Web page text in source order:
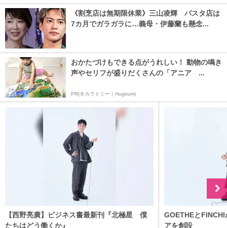
《割烹店は無期限休業》三山凌輝 パスタ店は
7カ月でガラガラに…義母・伊藤蘭も懸念...
おかたづけもできる点がうれしい！ 動物の鳴き
声やセリフが盛りだくさんの「アニア ...
PR(タカラトミー｜Hugkum)
【西野亮廣】ビジネス書最新刊『北極星 僕
たちはどう働くか』
GOETHEと
アを創設